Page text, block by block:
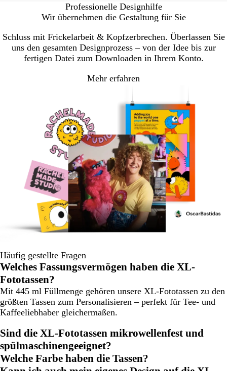
Professionelle Designhilfe
Wir übernehmen die Gestaltung für Sie
Schluss mit Frickelarbeit & Kopfzerbrechen. Überlassen Sie
uns den gesamten Designprozess – von der Idee bis zur
fertigen Datei zum Downloaden in Ihrem Konto.
Mehr erfahren
Häufig gestellte Fragen
Welches Fassungsvermögen haben die XL-
Fototassen?
Mit 445 ml Füllmenge gehören unsere XL-Fototassen zu den
größten Tassen zum Personalisieren – perfekt für Tee- und
Kaffeeliebhaber gleichermaßen.
Sind die XL-Fototassen mikrowellenfest und
spülmaschinengeeignet?
Welche Farbe haben die Tassen?